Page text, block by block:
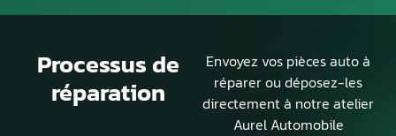
Processus de
réparation
Envoyez vos pièces auto à
réparer ou déposez-les
directement à notre atelier
Aurel Automobile